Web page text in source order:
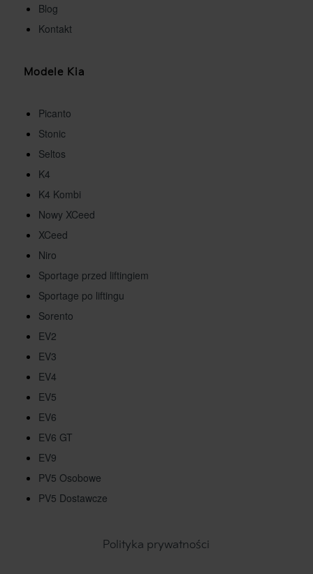
Blog
Kontakt
Modele Kia
Picanto
Stonic
Seltos
K4
K4 Kombi
Nowy XCeed
XCeed
Niro
Sportage przed liftingiem
Sportage po liftingu
Sorento
EV2
EV3
EV4
EV5
EV6
EV6 GT
EV9
PV5 Osobowe
PV5 Dostawcze
Polityka prywatności